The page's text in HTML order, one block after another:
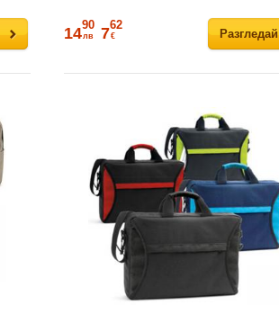
Разгледай
1490
лв 762
€